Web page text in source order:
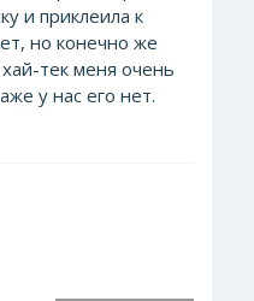
и приклеила к
но конечно же
тек меня очень
у нас его нет.